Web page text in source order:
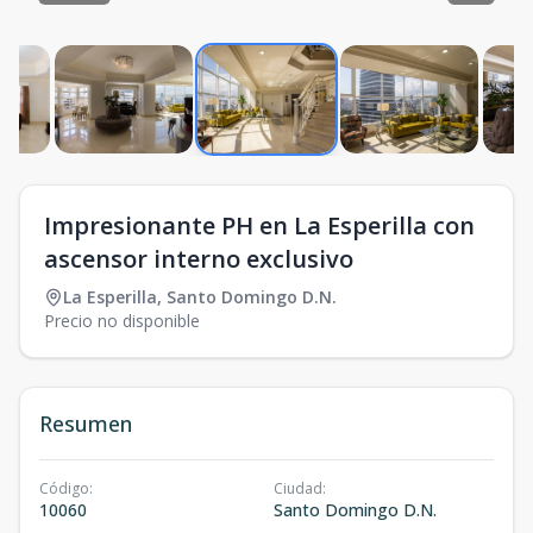
Impresionante PH en La Esperilla con
ascensor interno exclusivo
La Esperilla, Santo Domingo D.N.
Precio no disponible
Resumen
Código:
10060
Ciudad:
Santo Domingo D.N.